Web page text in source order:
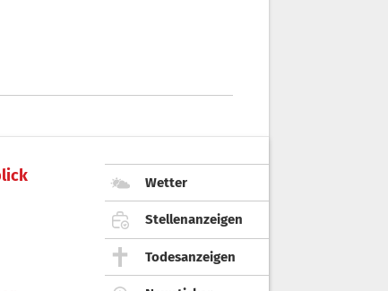
Wetter
Stellenanzeigen
Todesanzeigen